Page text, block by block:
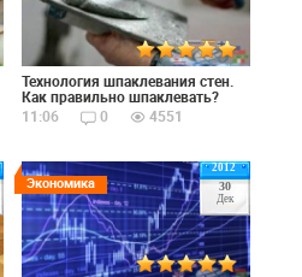
Технология шпаклевания стен.
Как правильно шпаклевать?
11:06
0 4551
2012
30
Дек
Экономика